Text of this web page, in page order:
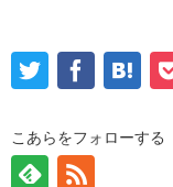
こあらをフォローする